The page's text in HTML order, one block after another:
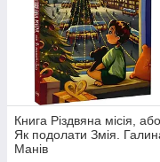
Книга Різдвяна місія, або
Як подолати Змія.
Манів